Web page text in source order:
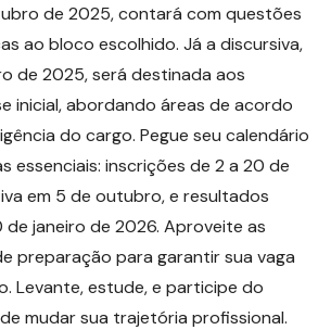
de 2025, contará com questões
ao bloco escolhido. Já a discursiva,
de 2025, será destinada aos
inicial, abordando áreas de acordo
do cargo. Pegue seu calendário
essenciais: inscrições de 2 a 20 de
em 5 de outubro, e resultados
janeiro de 2026. Aproveite as
preparação para garantir sua vaga
Levante, estude, e participe do
mudar sua trajetória profissional.